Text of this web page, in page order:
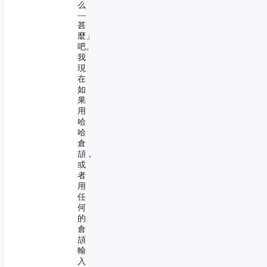
么
―
甚
麼」
吧。
我
現
在
如
果
用
哈
哈
倉
頡，
或
者
用
任
何
的
倉
頡
輸
入